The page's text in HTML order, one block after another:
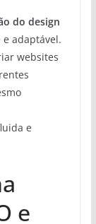
do design
adaptável.
websites
e
e